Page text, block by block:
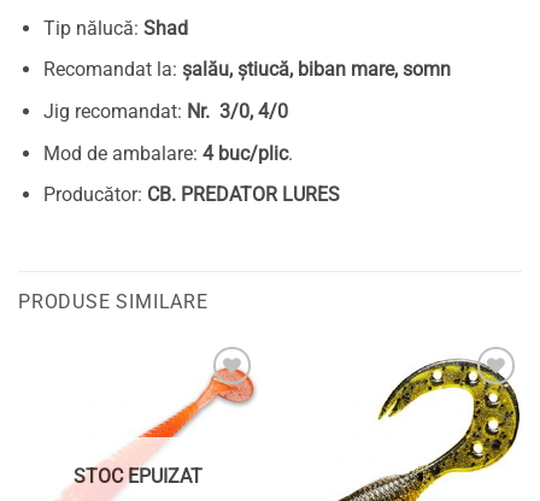
Tip nălucă: Shad
Recomandat la: șalău, știucă, biban mare, somn
Jig recomandat: Nr. 3/0, 4/0
Mod de ambalare: 4 buc/plic.
Producător: CB. PREDATOR LURES
PRODUSE SIMILARE
Adaugă
STOC EPUIZAT
Adaugă
la
favorite